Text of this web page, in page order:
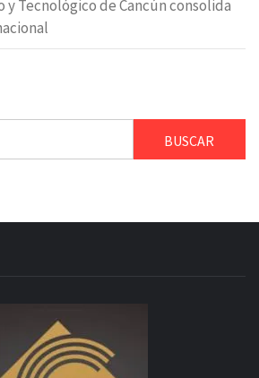
y Tecnológico de Cancún consolida